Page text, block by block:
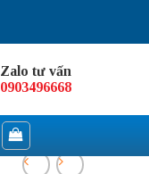
Zalo tư vấn
0903496668